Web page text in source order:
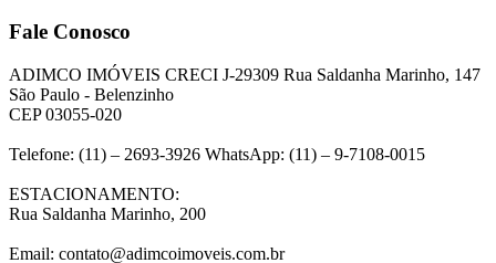
Fale Conosco
ADIMCO IMÓVEIS CRECI J-29309 Rua Saldanha Marinho, 147
São Paulo - Belenzinho
CEP 03055-020
Telefone: (11) – 2693-3926 WhatsApp: (11) – 9-7108-0015
ESTACIONAMENTO:
Rua Saldanha Marinho, 200
Email: contato@adimcoimoveis.com.br